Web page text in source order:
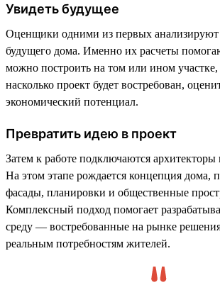
Увидеть будущее
Оценщики одними из первых анализируют
будущего дома. Именно их расчеты
можно построить на том или ином участке,
насколько проект будет востребован,
экономический потенциал.
Превратить идею в проект
Затем к работе подключаются архитекторы
На этом этапе рождается концепция дома,
фасады, планировки и общественные
Комплексный подход помогает
среду — востребованные на рынке
реальным потребностям жителей.